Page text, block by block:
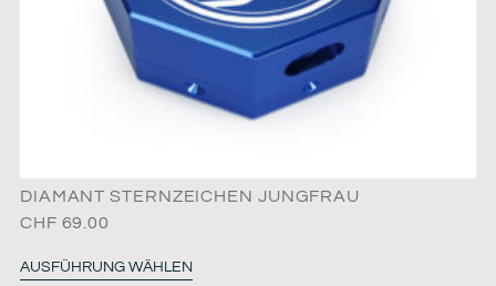
DIAMANT STERNZEICHEN JUNGFRAU
CHF 69.00
AUSFÜHRUNG WÄHLEN